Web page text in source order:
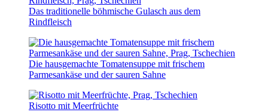
Das traditionelle böhmische Gulasch aus dem
Rindfleisch
Die hausgemachte Tomatensuppe mit frischem
Parmesankäse und der sauren Sahne
Risotto mit Meerfrüchte